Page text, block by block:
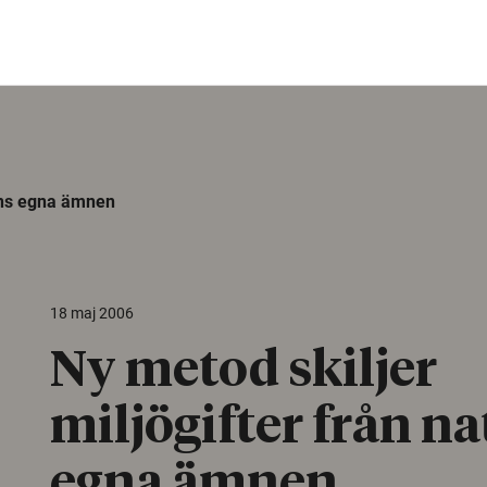
egna ämnen
18 maj 2006
Ny metod skiljer
miljögifter från